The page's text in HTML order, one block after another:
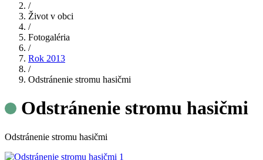
/
Život v obci
/
Fotogaléria
/
Rok 2013
/
Odstránenie stromu hasičmi
Odstránenie stromu hasičmi
Odstránenie stromu hasičmi